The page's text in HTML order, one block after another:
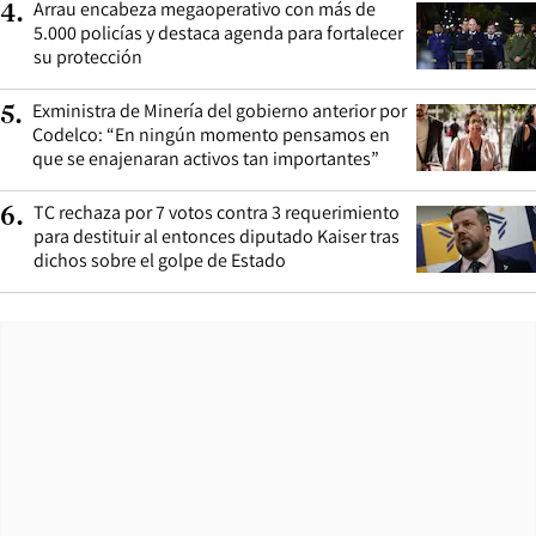
4. Arrau encabeza megaoperativo con más de
5.000 policías y destaca agenda para fortalecer
su protección
5. Exministra de Minería del gobierno anterior por
Codelco: “En ningún momento pensamos en
que se enajenaran activos tan importantes”
6. TC rechaza por 7 votos contra 3 requerimiento
para destituir al entonces diputado Kaiser tras
dichos sobre el golpe de Estado